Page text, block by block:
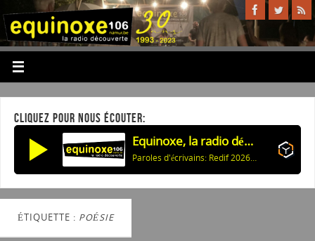
CLIQUEZ POUR NOUS ÉCOUTER:
Equinoxe, la radio découverte
Paroles d'écrivains: Redif 2026: Celui qui revient (K.Han) & Ann d'Angleterre (J.Deck)
ÉTIQUETTE : POÉSIE